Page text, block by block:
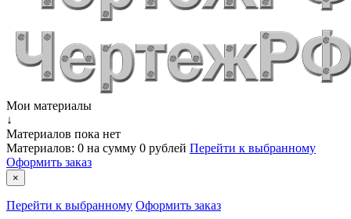
Мои материалы
↓
Материалов пока нет
Материалов: 0 на сумму 0 рублей Перейти к выбранному
Оформить заказ
×
Перейти к выбранному Оформить заказ